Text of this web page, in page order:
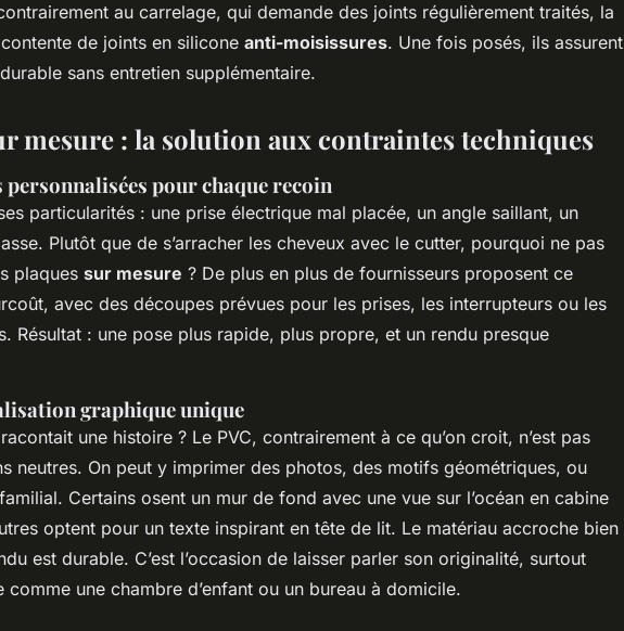
au carrelage, qui demande des joints régulièrement traités, la
de joints en silicone anti-moisissures. Une fois posés, ils assurent
sans entretien supplémentaire.
mesure : la solution aux contraintes techniques
personnalisées pour chaque recoin
particularités : une prise électrique mal placée, un angle saillant, un
Plutôt que de s’arracher les cheveux avec le cutter, pourquoi ne pas
plaques sur mesure ? De plus en plus de fournisseurs proposent ce
avec des découpes prévues pour les prises, les interrupteurs ou les
Résultat : une pose plus rapide, plus propre, et un rendu presque
graphique unique
une histoire ? Le PVC, contrairement à ce qu’on croit, n’est pas
neutres. On peut y imprimer des photos, des motifs géométriques, ou
Certains osent un mur de fond avec une vue sur l’océan en cabine
optent pour un texte inspirant en tête de lit. Le matériau accroche bien
est durable. C’est l’occasion de laisser parler son originalité, surtout
comme une chambre d’enfant ou un bureau à domicile.